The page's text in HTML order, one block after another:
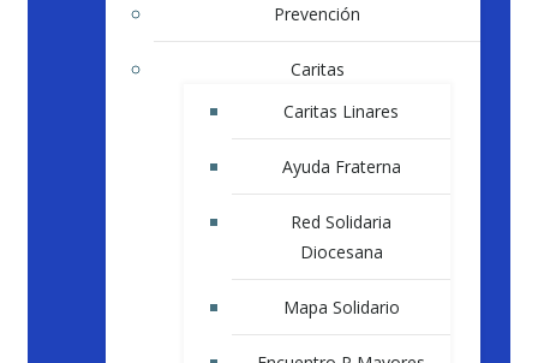
Prevención
Caritas
Caritas Linares
Ayuda Fraterna
Red Solidaria
Diocesana
Mapa Solidario